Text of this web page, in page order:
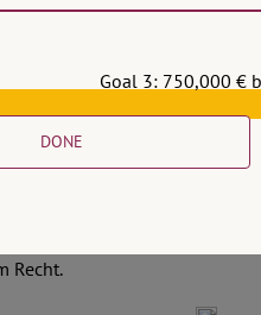
dazu, Sondervermögen
bis zum Jahr
Art. 143h GG zum
Konzepte vom
sinnvoll zur Anwendung
welche Bedeutung dem
werden sollte – also um
Recht.
Goal 3: 750,000 €
DONE